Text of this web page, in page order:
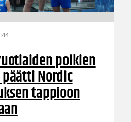
poikien
Nordic
tappioon